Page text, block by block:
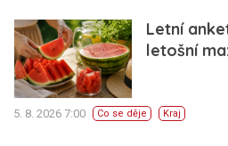
Letní
letošní
5. 8. 2026 7:00 Co se děje Kraj